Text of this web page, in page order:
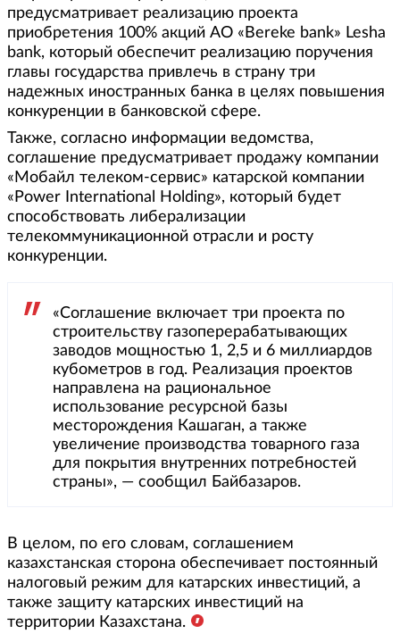
предусматривает реализацию проекта
приобретения 100% акций АО «Bereke bank» Lesha
bank, который обеспечит реализацию поручения
главы государства привлечь в страну три
надежных иностранных банка в целях повышения
конкуренции в банковской сфере.
Также, согласно информации ведомства,
соглашение предусматривает продажу компании
«Мобайл телеком-сервис» катарской компании
«Power International Holding», который будет
способствовать либерализации
телекоммуникационной отрасли и росту
конкуренции.
«Соглашение включает три проекта по
строительству газоперерабатывающих
заводов мощностью 1, 2,5 и 6 миллиардов
кубометров в год. Реализация проектов
направлена на рациональное
использование ресурсной базы
месторождения Кашаган, а также
увеличение производства товарного газа
для покрытия внутренних потребностей
страны», — сообщил Байбазаров.
В целом, по его словам, соглашением
казахстанская сторона обеспечивает постоянный
налоговый режим для катарских инвестиций, а
также защиту катарских инвестиций на
территории Казахстана.